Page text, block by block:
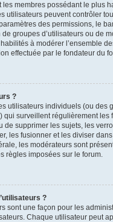
les membres possédant le plus
utilisateurs peuvent contrôler
des permissions, le
groupes d’utilisateurs ou de
à modérer l’ensemble
effectuée par le fondateur du
?
utilisateurs individuels (ou des
qui surveillent régulièrement les
de supprimer les sujets, les
les fusionner et les diviser dans
les modérateurs sont
règles imposées sur le forum.
?
sont une façon pour les
Chaque utilisateur peut